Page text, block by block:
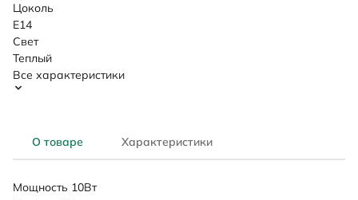
Цоколь
E14
Свет
Теплый
Все характеристики
О товаре Характеристики
Мощность 10Вт